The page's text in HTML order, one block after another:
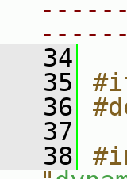
34
35
36
37
38